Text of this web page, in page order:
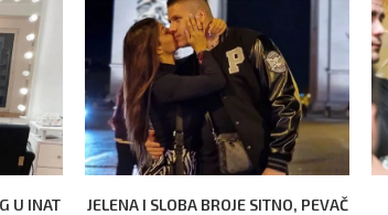
U INAT
JELENA I SLOBA BROJE SITNO, PEVAČ